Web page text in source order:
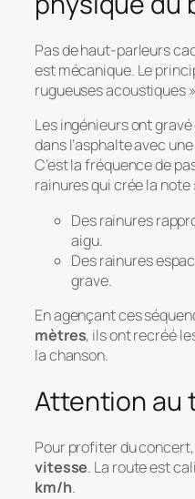
Pas de haut-parleurs
est mécanique. Le
rugueuses acoustiques
Les ingénieurs ont
dans l’asphalte avec
C’est la fréquence de
rainures qui crée la note :
Des rainures
aigu.
Des rainures
grave.
En agençant ces
mètres, ils ont recréé
la chanson.
Attention au
Pour profiter du concert,
vitesse. La route est
km/h.